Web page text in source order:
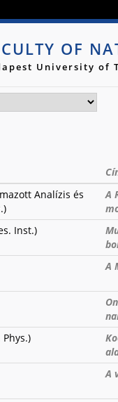
OF
University of
Analízis és
A
Inst.)
A
Phys.)
A